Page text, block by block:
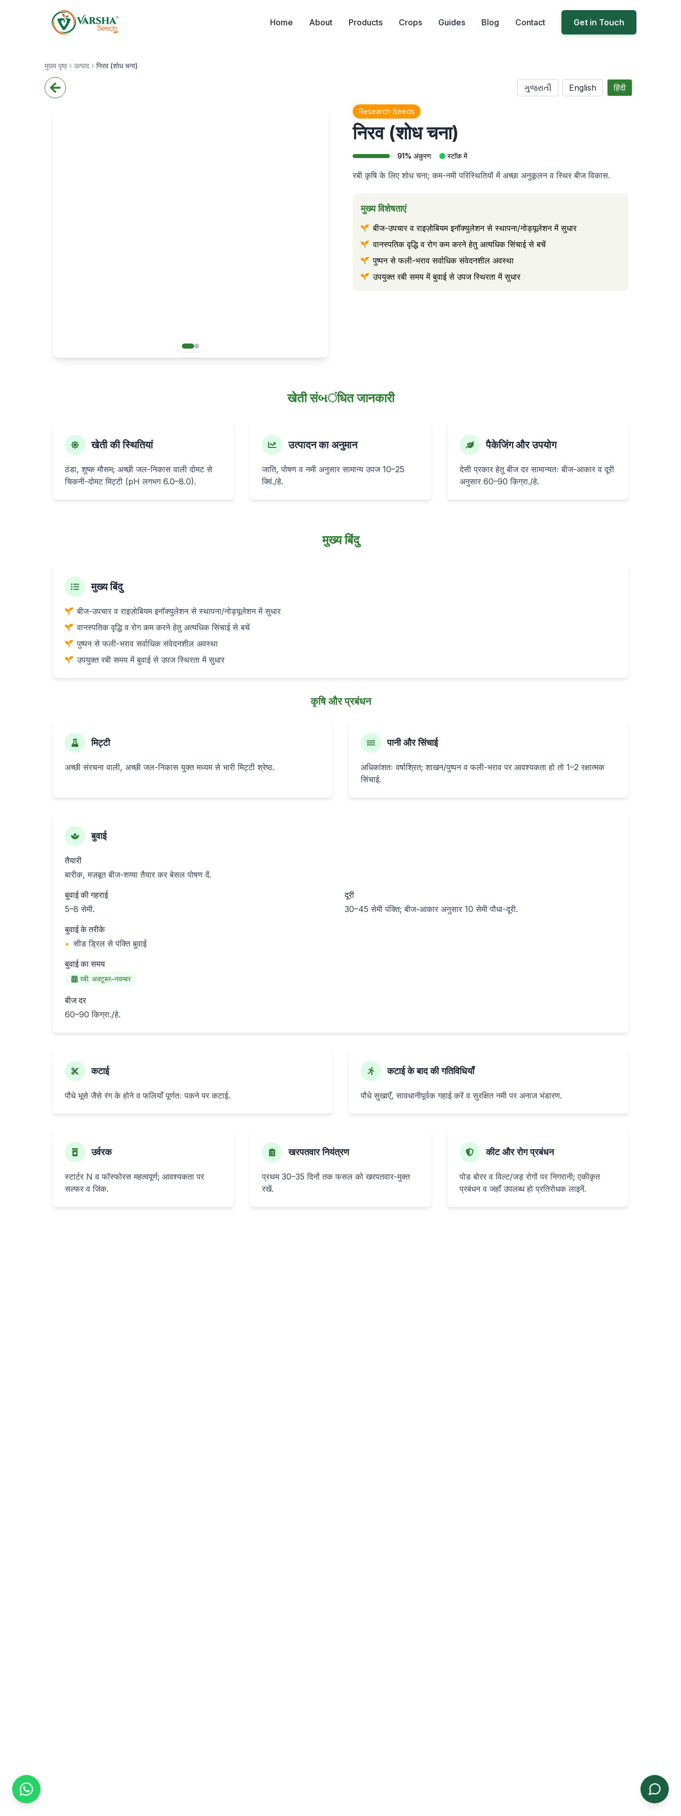
Home About Products Crops Guides Blog Contact Get in Touch
मुख्य पृष्ठ उत्पाद निरव (शोध चना)
ગુજરાતી English हिंदी
Research Seeds
निरव (शोध चना)
91% अंकुरण स्टॉक में
रबी कृषि के लिए शोध चना; कम-नमी परिस्थितियों में अच्छा अनुकूलन व स्थिर बीज विकास.
मुख्य विशेषताएं
बीज-उपचार व राइज़ोबियम इनॉक्युलेशन से स्थापना/नोड्यूलेशन में सुधार
वानस्पतिक वृद्धि व रोग कम करने हेतु अत्यधिक सिंचाई से बचें
पुष्पन से फली-भराव सर्वाधिक संवेदनशील अवस्था
उपयुक्त रबी समय में बुवाई से उपज स्थिरता में सुधार
खेती संબंधित जानकारी
खेती की स्थितियां
ठंडा, शुष्क मौसम; अच्छी जल-निकास वाली दोमट से
चिकनी-दोमट मिट्टी (pH लगभग 6.0–8.0).
उत्पादन का अनुमान
जाति, पोषण व नमी अनुसार सामान्य उपज 10–25
क्विं./हे.
पैकेजिंग और उपयोग
देसी प्रकार हेतु बीज दर सामान्यतः बीज-आकार व दूरी
अनुसार 60–90 किग्रा./हे.
मुख्य बिंदु
मुख्य बिंदु
बीज-उपचार व राइज़ोबियम इनॉक्युलेशन से स्थापना/नोड्यूलेशन में सुधार
वानस्पतिक वृद्धि व रोग कम करने हेतु अत्यधिक सिंचाई से बचें
पुष्पन से फली-भराव सर्वाधिक संवेदनशील अवस्था
उपयुक्त रबी समय में बुवाई से उपज स्थिरता में सुधार
कृषि और प्रबंधन
मिट्टी
अच्छी संरचना वाली, अच्छी जल-निकास युक्त मध्यम से भारी मिट्टी श्रेष्ठ.
पानी और सिंचाई
अधिकांशतः वर्षाश्रित; शाखन/पुष्पन व फली-भराव पर आवश्यकता हो तो 1–2 रक्षात्मक
सिंचाई.
बुवाई
तैयारी
बारीक, मज़बूत बीज-शय्या तैयार कर बेसल पोषण दें.
बुवाई की गहराई
5–8 सेमी.
दूरी
30–45 सेमी पंक्ति; बीज-आकार अनुसार 10 सेमी पौधा-दूरी.
बुवाई के तरीके
• सीड ड्रिल से पंक्ति बुवाई
बुवाई का समय
रबी: अक्टूबर–नवम्बर
बीज दर
60–90 किग्रा./हे.
कटाई
पौधे भूसे जैसे रंग के होने व फलियाँ पूर्णतः पकने पर कटाई.
कटाई के बाद की गतिविधियाँ
पौधे सुखाएँ, सावधानीपूर्वक गहाई करें व सुरक्षित नमी पर अनाज भंडारण.
उर्वरक
स्टार्टर N व फॉस्फोरस महत्वपूर्ण; आवश्यकता पर
सल्फर व जिंक.
खरपतवार नियंत्रण
प्रथम 30–35 दिनों तक फसल को खरपतवार-मुक्त
रखें.
कीट और रोग प्रबंधन
पोड बोरर व विल्ट/जड़ रोगों पर निगरानी; एकीकृत
प्रबंधन व जहाँ उपलब्ध हो प्रतिरोधक लाइनें.